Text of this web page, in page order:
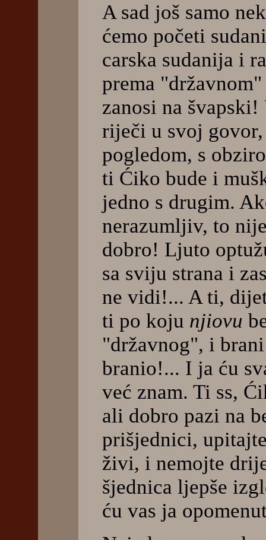
A sad još samo
ćemo početi
carska sudanija i
prema
zanosi na
riječi u svoj
pogledom, s
ti Ćiko bude i
jedno s drugim.
nerazumljiv, to
dobro! Ljuto
sa sviju strana i
ne vidi!... A ti,
ti po koju njiovu
"državnog", i
branio!... I ja ću
već znam. Ti ss,
ali dobro pazi na
prišjednici,
živi, i nemojte
šjednica ljepše
ću vas ja